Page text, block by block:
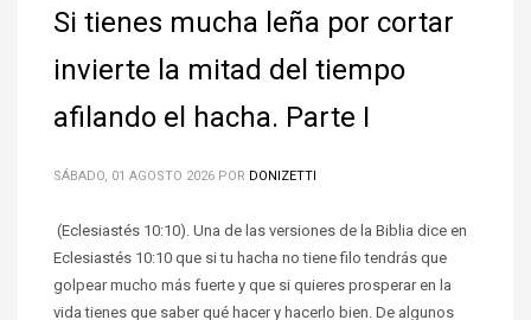
Si tienes mucha leña por cortar
invierte la mitad del tiempo
afilando el hacha. Parte I
SÁBADO, 01 AGOSTO 2026 POR DONIZETTI
(Eclesiastés 10:10). Una de las versiones de la Biblia dice en
Eclesiastés 10:10 que si tu hacha no tiene filo tendrás que
golpear mucho más fuerte y que si quieres prosperar en la
vida tienes que saber qué hacer y hacerlo bien. De algunos